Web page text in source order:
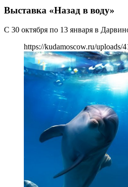
Выставка «Назад в воду»
С 30 октября по 13 января в
https://kudamoscow.ru/uploads/